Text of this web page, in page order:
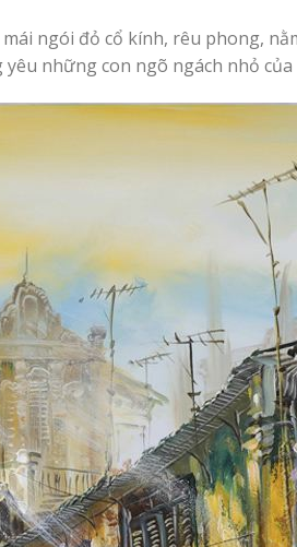
điểm nổi bật cho không gian hiện
ngưỡng. Một con ngõ bình
màng, thơ mộng mà huyền ảo
ngói đỏ cổ kính, rêu phong,
những con ngõ ngách nhỏ của